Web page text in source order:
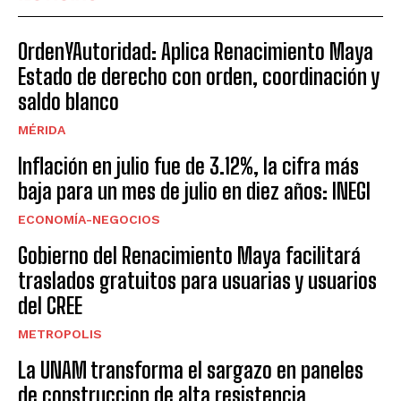
OrdenYAutoridad: Aplica Renacimiento Maya
Estado de derecho con orden, coordinación y
saldo blanco
MÉRIDA
Inflación en julio fue de 3.12%, la cifra más
baja para un mes de julio en diez años: INEGI
ECONOMÍA-NEGOCIOS
Gobierno del Renacimiento Maya facilitará
traslados gratuitos para usuarias y usuarios
del CREE
METROPOLIS
La UNAM transforma el sargazo en paneles
de construccion de alta resistencia